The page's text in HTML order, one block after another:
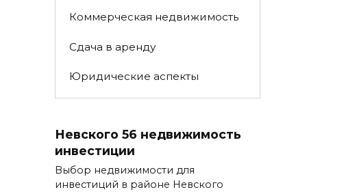
Коммерческая недвижимость
Сдача в аренду
Юридические аспекты
Невского 56 недвижимость
инвестиции
Выбор недвижимости для
инвестиций в районе Невского